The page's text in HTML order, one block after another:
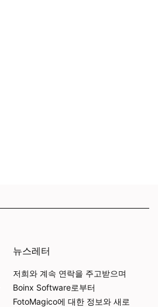
뉴스레터
저희와 계속 연락을 주고받으며
Boinx Software로부터
FotoMagico에 대한 정보와 새로